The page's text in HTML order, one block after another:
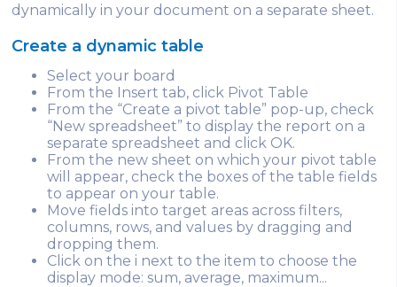
dynamically in your document on a separate sheet.
Create a dynamic table
Select your board
From the Insert tab, click Pivot Table
From the “Create a pivot table” pop-up, check
“New spreadsheet” to display the report on a
separate spreadsheet and click OK.
From the new sheet on which your pivot table
will appear, check the boxes of the table fields
to appear on your table.
Move fields into target areas across filters,
columns, rows, and values by dragging and
dropping them.
Click on the i next to the item to choose the
display mode: sum, average, maximum...